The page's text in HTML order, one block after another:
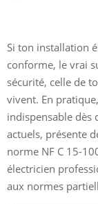
Si ton installation
conforme, le vrai
sécurité, celle de
vivent. En
indispensable dès
actuels, présente
norme NF C 15-
électricien
aux normes